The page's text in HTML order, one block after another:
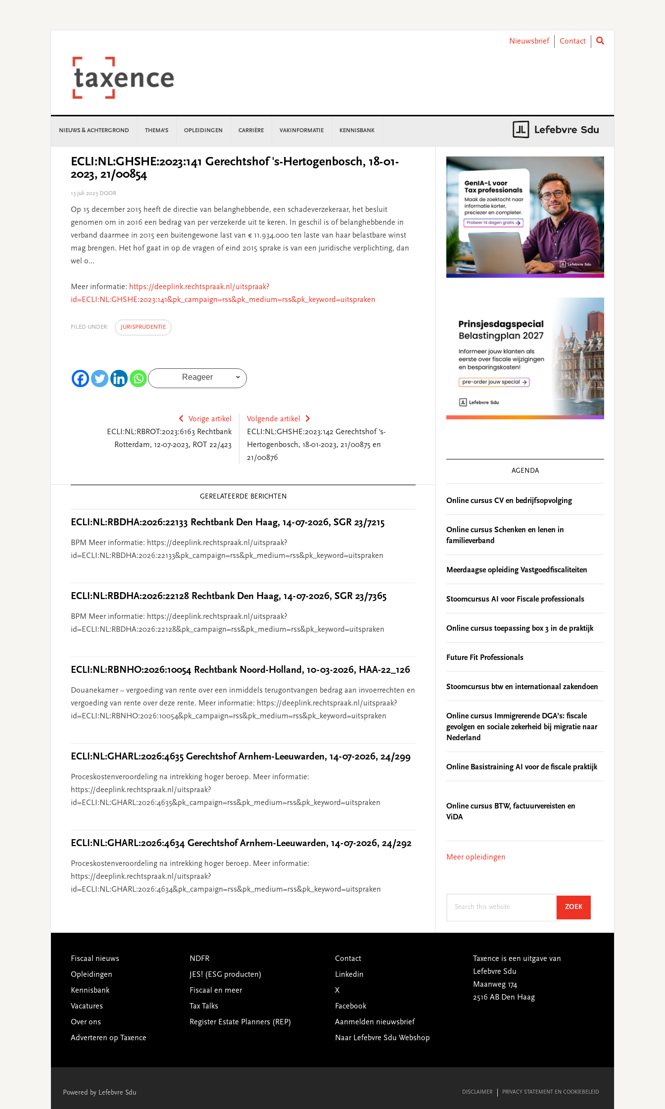
Nieuwsbrief
Contact
NIEUWS & ACHTERGROND THEMA’S OPLEIDINGEN CARRIÈRE VAKINFORMATIE KENNISBANK
ECLI:NL:GHSHE:2023:141 Gerechtshof 's-Hertogenbosch, 18-01-
2023, 21/00854
13 juli 2023 DOOR
Op 15 december 2015 heeft de directie van belanghebbende, een schadeverzekeraar, het besluit
genomen om in 2016 een bedrag van per verzekerde uit te keren. In geschil is of belanghebbende in
verband daarmee in 2015 een buitengewone last van € 11.934.000 ten laste van haar belastbare winst
mag brengen. Het hof gaat in op de vragen of eind 2015 sprake is van een juridische verplichting, dan
wel o…
Meer informatie: https://deeplink.rechtspraak.nl/uitspraak?
id=ECLI:NL:GHSHE:2023:141&pk_campaign=rss&pk_medium=rss&pk_keyword=uitspraken
FILED UNDER: JURISPRUDENTIE
Reageer
Vorige artikel
ECLI:NL:RBROT:2023:6163 Rechtbank
Rotterdam, 12-07-2023, ROT 22/423
Volgende artikel
ECLI:NL:GHSHE:2023:142 Gerechtshof 's-
Hertogenbosch, 18-01-2023, 21/00875 en
21/00876
GERELATEERDE BERICHTEN
ECLI:NL:RBDHA:2026:22133 Rechtbank Den Haag, 14-07-2026, SGR 23/7215
BPM Meer informatie: https://deeplink.rechtspraak.nl/uitspraak?
id=ECLI:NL:RBDHA:2026:22133&pk_campaign=rss&pk_medium=rss&pk_keyword=uitspraken
ECLI:NL:RBDHA:2026:22128 Rechtbank Den Haag, 14-07-2026, SGR 23/7365
BPM Meer informatie: https://deeplink.rechtspraak.nl/uitspraak?
id=ECLI:NL:RBDHA:2026:22128&pk_campaign=rss&pk_medium=rss&pk_keyword=uitspraken
ECLI:NL:RBNHO:2026:10054 Rechtbank Noord-Holland, 10-03-2026, HAA-22_126
Douanekamer – vergoeding van rente over een inmiddels terugontvangen bedrag aan invoerrechten en
vergoeding van rente over deze rente. Meer informatie: https://deeplink.rechtspraak.nl/uitspraak?
id=ECLI:NL:RBNHO:2026:10054&pk_campaign=rss&pk_medium=rss&pk_keyword=uitspraken
ECLI:NL:GHARL:2026:4635 Gerechtshof Arnhem-Leeuwarden, 14-07-2026, 24/299
Proceskostenveroordeling na intrekking hoger beroep. Meer informatie:
https://deeplink.rechtspraak.nl/uitspraak?
id=ECLI:NL:GHARL:2026:4635&pk_campaign=rss&pk_medium=rss&pk_keyword=uitspraken
ECLI:NL:GHARL:2026:4634 Gerechtshof Arnhem-Leeuwarden, 14-07-2026, 24/292
Proceskostenveroordeling na intrekking hoger beroep. Meer informatie:
https://deeplink.rechtspraak.nl/uitspraak?
id=ECLI:NL:GHARL:2026:4634&pk_campaign=rss&pk_medium=rss&pk_keyword=uitspraken
Sidebar
AGENDA
Online cursus CV en bedrijfsopvolging
Online cursus Schenken en lenen in
familieverband
Meerdaagse opleiding Vastgoedfiscaliteiten
Stoomcursus AI voor Fiscale professionals
Online cursus toepassing box 3 in de praktijk
Future Fit Professionals
Stoomcursus btw en internationaal zakendoen
Online cursus Immigrerende DGA’s: fiscale
gevolgen en sociale zekerheid bij migratie naar
Nederland
Online Basistraining AI voor de fiscale praktijk
Online cursus BTW, factuurvereisten en
ViDA
Meer opleidingen
ZOEKSEARCH
Footer
Fiscaal nieuws
Opleidingen
Kennisbank
Vacatures
Over ons
Adverteren op Taxence
NDFR
JES! (ESG producten)
Fiscaal en meer
Tax Talks
Register Estate Planners (REP)
Contact
Linkedin
X
Facebook
Aanmelden nieuwsbrief
Naar Lefebvre Sdu Webshop
Taxence is een uitgave van
Lefebvre Sdu
Maanweg 174
2516 AB Den Haag
Powered by Lefebvre Sdu DISCLAIMER PRIVACY STATEMENT EN COOKIEBELEID